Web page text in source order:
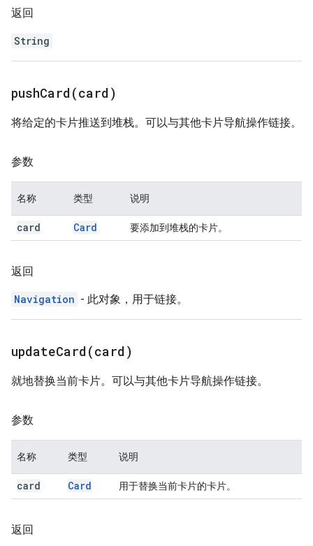
返回
String
pushCard(card)
将给定的卡片推送到堆栈。可以与其他卡片导航操作链接。
参数
名称 类型 说明
card Card 要添加到堆栈的卡片。
返回
Navigation - 此对象，用于链接。
updateCard(card)
就地替换当前卡片。可以与其他卡片导航操作链接。
参数
名称 类型 说明
card Card 用于替换当前卡片的卡片。
返回